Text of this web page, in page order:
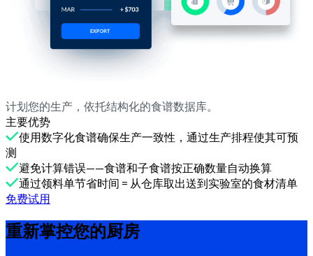
计划您的生产，依托结构化的食谱数据库。
主要优势
使用数字化食谱确保生产一致性，通过生产排程使其可预
测
避免计算错误——食谱和子食谱按正确数量自动换算
通过领料单节省时间 = 从仓库取出送到实验室的食材清单
免费试用
重新掌控您的厨房